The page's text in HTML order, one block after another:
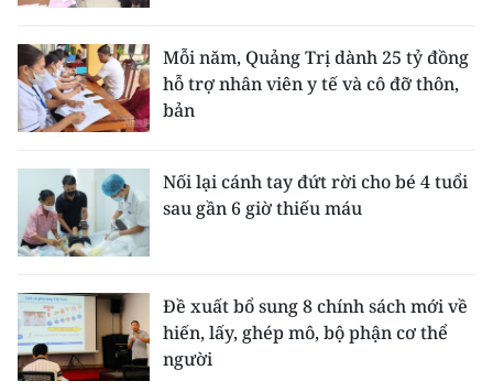
Mỗi năm, Quảng Trị dành 25 tỷ đồng
hỗ trợ nhân viên y tế và cô đỡ thôn,
bản
Nối lại cánh tay đứt rời cho bé 4 tuổi
sau gần 6 giờ thiếu máu
Đề xuất bổ sung 8 chính sách mới về
hiến, lấy, ghép mô, bộ phận cơ thể
người